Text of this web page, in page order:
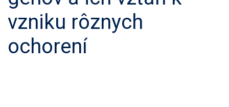
vzniku rôznych
ochorení